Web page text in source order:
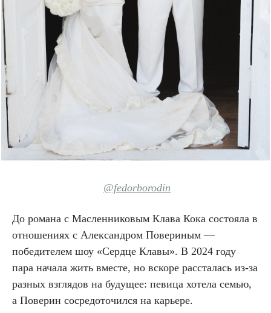
@fedorborodin
До романа с Масленниковым Клава Кока состояла в
отношениях с Александром Повериным —
победителем шоу «Сердце Клавы». В 2024 году
пара начала жить вместе, но вскоре рассталась из-за
разных взглядов на будущее: певица хотела семью,
а Поверин сосредоточился на карьере.